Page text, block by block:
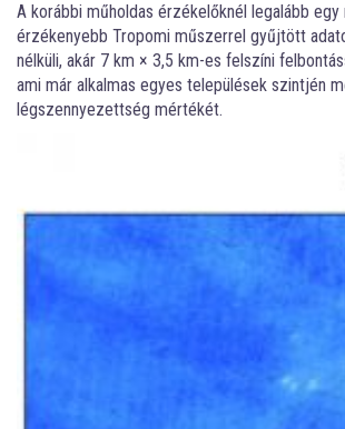
A korábbi műholdas érzékelőknél legalább egy
érzékenyebb Tropomi műszerrel gyűjtött
nélküli, akár 7 km × 3,5 km-es felszíni
ami már alkalmas egyes települések szintjén
légszennyezettség mértékét.